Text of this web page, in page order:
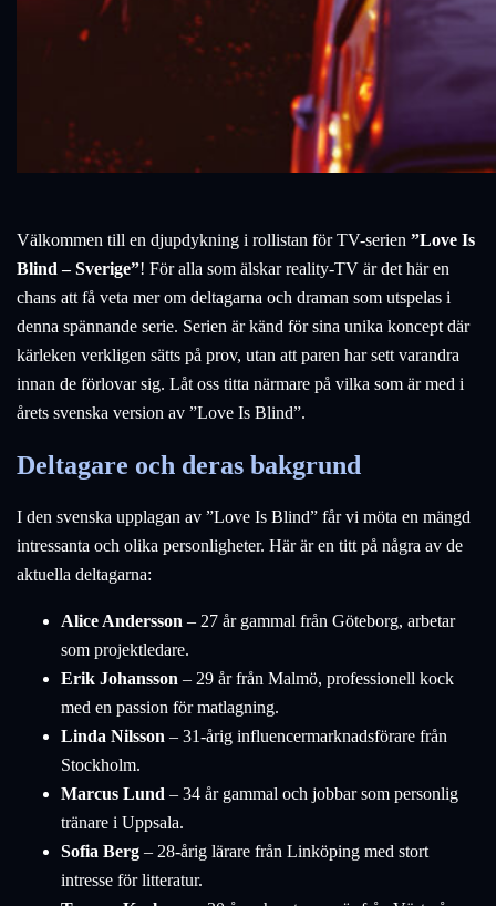
Välkommen till en djupdykning i rollistan för TV-serien ”Love Is
Blind – Sverige”! För alla som älskar reality-TV är det här en
chans att få veta mer om deltagarna och draman som utspelas i
denna spännande serie. Serien är känd för sina unika koncept där
kärleken verkligen sätts på prov, utan att paren har sett varandra
innan de förlovar sig. Låt oss titta närmare på vilka som är med i
årets svenska version av ”Love Is Blind”.
Deltagare och deras bakgrund
I den svenska upplagan av ”Love Is Blind” får vi möta en mängd
intressanta och olika personligheter. Här är en titt på några av de
aktuella deltagarna:
Alice Andersson – 27 år gammal från Göteborg, arbetar
som projektledare.
Erik Johansson – 29 år från Malmö, professionell kock
med en passion för matlagning.
Linda Nilsson – 31-årig influencermarknadsförare från
Stockholm.
Marcus Lund – 34 år gammal och jobbar som personlig
tränare i Uppsala.
Sofia Berg – 28-årig lärare från Linköping med stort
intresse för litteratur.